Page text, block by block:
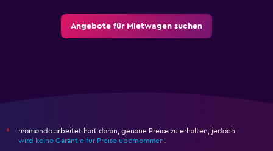
Angebote für Mietwagen suchen
*
momondo arbeitet hart daran, genaue Preise zu erhalten, jedoch
wird keine Garantie für Preise übernommen.